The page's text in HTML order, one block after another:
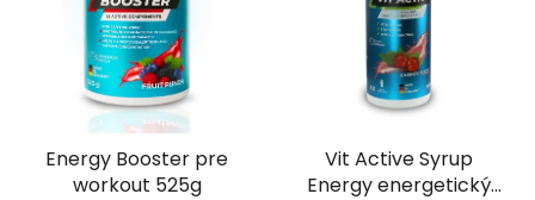
Energy Booster pre
workout 525g
Vit Active Syrup
Energy energetický